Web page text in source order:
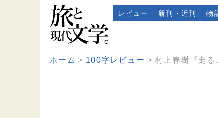
レビュー 新刊・近刊 物
ホーム 100字レビュー 村上春樹『走